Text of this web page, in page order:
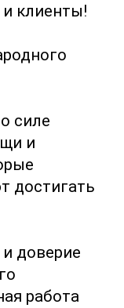
клиенты!
силе
и
достигать
доверие
работа